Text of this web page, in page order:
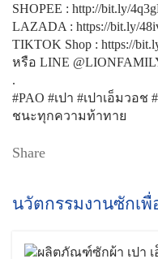
SHOPEE : http://bit.ly/
LAZADA : https://bit.ly/
TIKTOK Shop : https://
หรือ LINE
.​​​
#PAO #เปา​​​ #เปาเอ็มวอ
ชนะทุกความท้าทาย​​​​
Share
นวัตกรรมงานซักเ